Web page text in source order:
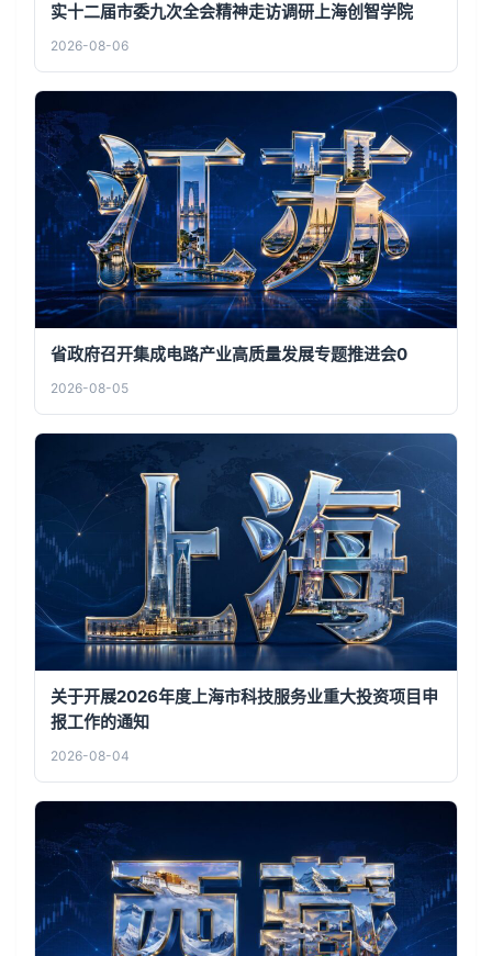
实十二届市委九次全会精神走访调研上海创智学院
2026-08-06
省政府召开集成电路产业高质量发展专题推进会0
2026-08-05
关于开展2026年度上海市科技服务业重大投资项目申
报工作的通知
2026-08-04